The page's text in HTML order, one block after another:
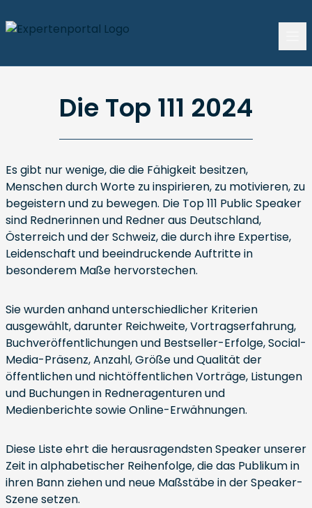
Die Top 111 2024
Es gibt nur wenige, die die Fähigkeit besitzen,
Menschen durch Worte zu inspirieren, zu motivieren, zu
begeistern und zu bewegen. Die Top 111 Public Speaker
sind Rednerinnen und Redner aus Deutschland,
Österreich und der Schweiz, die durch ihre Expertise,
Leidenschaft und beeindruckende Auftritte in
besonderem Maße hervorstechen.
Sie wurden anhand unterschiedlicher Kriterien
ausgewählt, darunter Reichweite, Vortragserfahrung,
Buchveröffentlichungen und Bestseller-Erfolge, Social-
Media-Präsenz, Anzahl, Größe und Qualität der
öffentlichen und nichtöffentlichen Vorträge, Listungen
und Buchungen in Redneragenturen und
Medienberichte sowie Online-Erwähnungen.
Diese Liste ehrt die herausragendsten Speaker unserer
Zeit in alphabetischer Reihenfolge, die das Publikum in
ihren Bann ziehen und neue Maßstäbe in der Speaker-
Szene setzen.